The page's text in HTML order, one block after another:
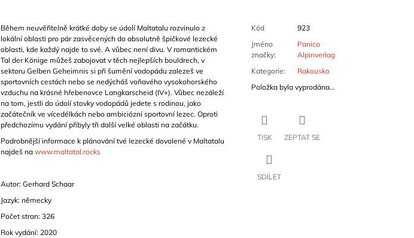
Během neuvěřitelně krátké doby se údolí Maltatalu rozvinulo z
lokální oblasti pro pár zasvěcených do absolutně špičkové lezecké
oblasti, kde každý najde to své. A vůbec není divu. V romantickém
Tal der Könige můžeš zabojovat v těch nejlepších bouldrech, v
sektoru Gelben Geheimnis si při šumění vodopádu zalezeš ve
sportovních cestách nebo se nedýcháš voňavého vysokohorského
vzduchu na krásné hřebenovce Langkarscheid (IV+). Vůbec nezáleží
na tom, jestli do údolí stovky vodopádů jedete s rodinou, jako
začátečník ve vícedélkách nebo ambiciózní sportovní lezec. Oproti
předchozímu vydání přibyly tři další velké oblasti na začátku.
Podrobnější informace k plánování tvé lezecké dovolené v Maltatalu
najdeš na www.maltatal.rocks
Autor: Gerhard Schaar
Jazyk: německy
Počet stran: 326
Rok vydání: 2020
Kód
923
Jméno
značky:
Panico
Alpinverlag
Kategorie:
Rakousko
Položka byla vyprodána…
TISK ZEPTAT SE
SDÍLET